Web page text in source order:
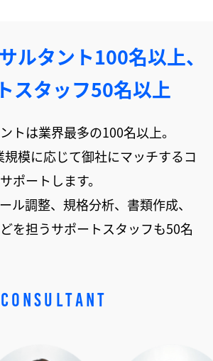
ルタント100名以上、
スタッフ50名以上
トは業界最多の100名以上。
模に応じて御社にマッチするコ
ポートします。
ル調整、規格分析、書類作成、
を担うサポートスタッフも50名
CONSULTANT